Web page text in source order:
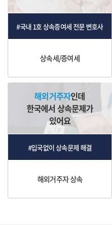
#국내 1호 상속증여세 전문 변호사
상속세/증여세
해외거주자인데
한국에서 상속문제가
있어요
#입국없이 상속문제 해결
해외거주자 상속